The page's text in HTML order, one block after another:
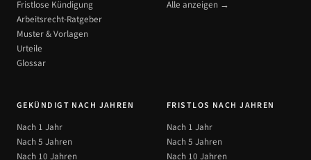
Fristlose Kündigung
Arbeitsrecht-Ratgeber
Muster & Vorlagen
Urteile
Glossar
Alle anzeigen →
GEKÜNDIGT NACH JAHREN
Nach 1 Jahr
Nach 5 Jahren
Nach 10 Jahren
FRISTLOS NACH JAHREN
Nach 1 Jahr
Nach 5 Jahren
Nach 10 Jahren